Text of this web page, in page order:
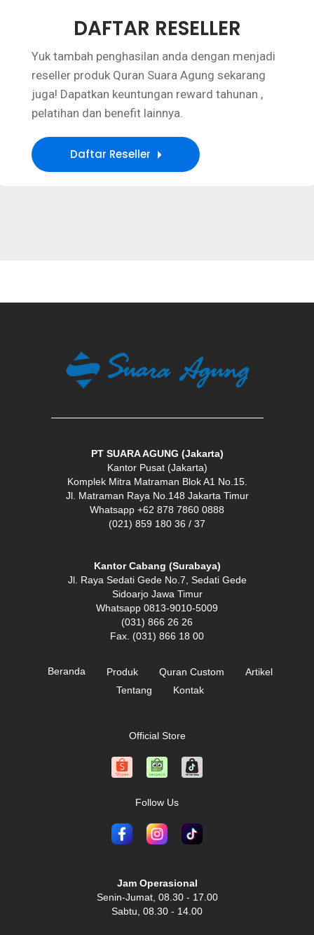
DAFTAR RESELLER
Yuk tambah penghasilan anda dengan menjadi
reseller produk Quran Suara Agung sekarang
juga! Dapatkan keuntungan reward tahunan ,
pelatihan dan benefit lainnya.
Daftar Reseller
PT SUARA AGUNG (Jakarta)
Kantor Pusat (Jakarta)
Komplek Mitra Matraman Blok A1 No.15.
Jl. Matraman Raya No.148 Jakarta Timur
Whatsapp +62 878 7860 0888
(021) 859 180 36 / 37
Kantor Cabang (Surabaya)
Jl. Raya Sedati Gede No.7, Sedati Gede
Sidoarjo Jawa Timur
Whatsapp 0813-9010-5009
(031) 866 26 26
Fax. (031) 866 18 00
Beranda Produk Quran Custom
Artikel
Tentang
Kontak
Official Store
Follow Us
Jam Operasional
Senin-Jumat, 08.30 - 17.00
Sabtu, 08.30 - 14.00